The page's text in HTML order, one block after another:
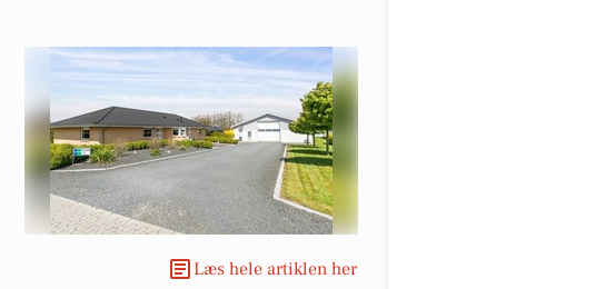
Læs hele artiklen her